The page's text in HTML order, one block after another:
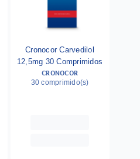
Cronocor Carvedilol
12,5mg 30 Comprimidos
CRONOCOR
30 comprimido(s)